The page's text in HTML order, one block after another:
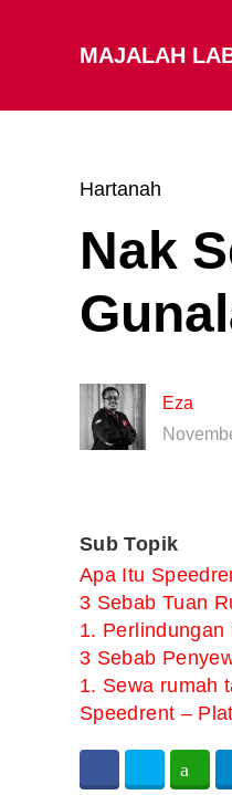
MAJALAH
Hartanah
Nak
Eza
Sub Topik
Apa Itu
3 Sebab Tuan
1.
3 Sebab
1. Sewa rumah
Speedrent –